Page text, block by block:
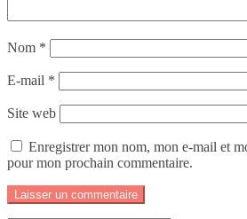
Nom *
E-mail *
Site web
Enregistrer mon nom, mon e-mail et
pour mon prochain commentaire.